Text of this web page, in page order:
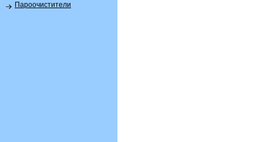
Пароочистители